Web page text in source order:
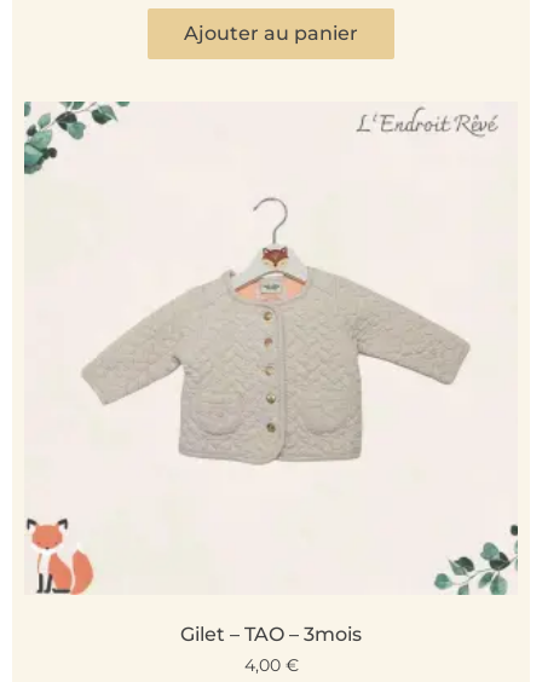
Ajouter au panier
Gilet – TAO – 3mois
4,00 €